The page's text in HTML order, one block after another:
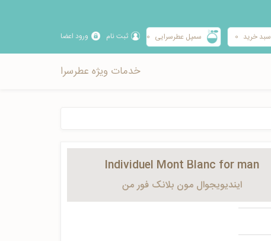
ورود اعضا ثبت نام سمپل عطرسرایی 0 سبد خرید 0
خدمات ویژه عطرسرا
Individuel Mont Blanc for man
ایندیویجوال مون بلانک فور من